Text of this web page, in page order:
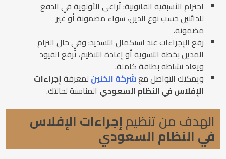
احترام الأسبقية القانونية: تُراعى الأولوية في الدفع
للدائنين حسب نوع الدين، سواء مضمونة أو غير
مضمونة.
رفع الإجراءات عند استكمال التسديد: وفي حال التزام
المدين بخطة التسوية أو إعادة التنظيم، تُرفع القيود
ويعاد نشاطه بطاقة كاملة.
ويمكنك التواصل معشركة الخنين لمعرفةإجراءات
الإفلاس في النظام السعودي المناسبة لحالتك.
الهدف من تنظيمإجراءات الإفلاس
في النظام السعودي